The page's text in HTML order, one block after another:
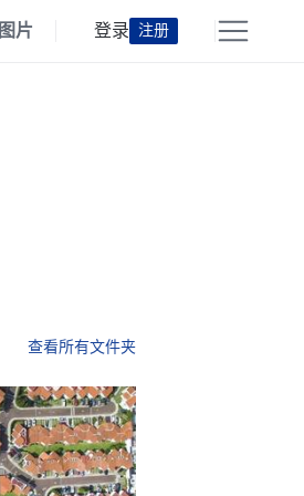
图片 登录 注册
查看所有文件夹